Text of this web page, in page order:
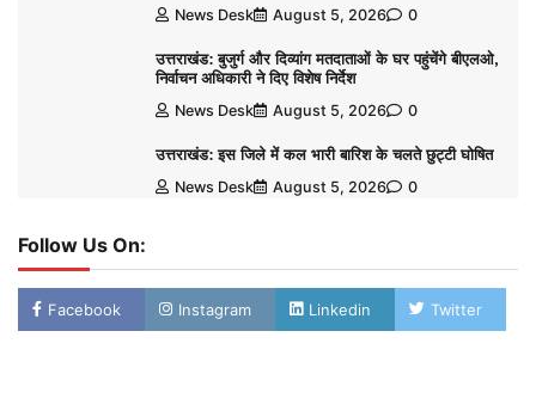
News Desk August 5, 2026 0
उत्तराखंड: बुजुर्ग और दिव्यांग मतदाताओं के घर पहुंचेंगे बीएलओ,
निर्वाचन अधिकारी ने दिए विशेष निर्देश
News Desk August 5, 2026 0
उत्तराखंड: इस जिले में कल भारी बारिश के चलते छुट्टी घोषित
News Desk August 5, 2026 0
Follow Us On:
Facebook Instagram Linkedin Twitter